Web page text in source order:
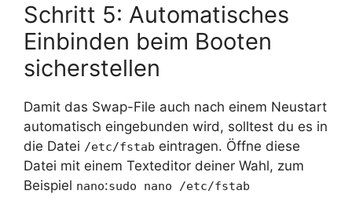
Schritt 5: Automatisches
Einbinden beim Booten
sicherstellen
Damit das Swap-File auch nach einem Neustart
automatisch eingebunden wird, solltest du es in
die Datei /etc/fstab eintragen. Öffne diese
Datei mit einem Texteditor deiner Wahl, zum
Beispiel nano:sudo nano /etc/fstab